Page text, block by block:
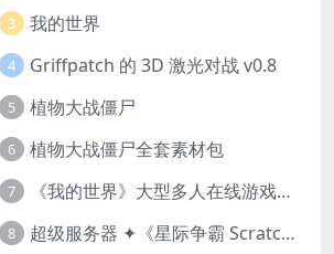
3 我的世界
4 Griffpatch 的 3D 激光对战 v0.8
5 植物大战僵尸
6 植物大战僵尸全套素材包
7 《我的世界》大型多人在线游戏（MMO）v1.7
8 超级服务器 ✦《星际争霸 Scratch（经典版本）》